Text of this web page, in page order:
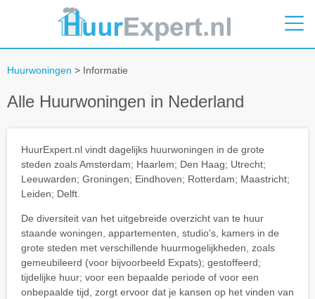
Huurwoningen > Informatie
Alle Huurwoningen in Nederland
HuurExpert.nl vindt dagelijks huurwoningen in de grote
steden zoals Amsterdam; Haarlem; Den Haag; Utrecht;
Leeuwarden; Groningen; Eindhoven; Rotterdam; Maastricht;
Leiden; Delft.
De diversiteit van het uitgebreide overzicht van te huur
staande woningen, appartementen, studio's, kamers in de
grote steden met verschillende huurmogelijkheden, zoals
gemeubileerd (voor bijvoorbeeld Expats); gestoffeerd;
tijdelijke huur; voor een bepaalde periode of voor een
onbepaalde tijd, zorgt ervoor dat je kansen op het vinden van